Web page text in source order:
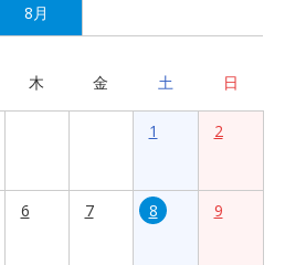
8月
木 金 土 日
1 2
6 7 8 9